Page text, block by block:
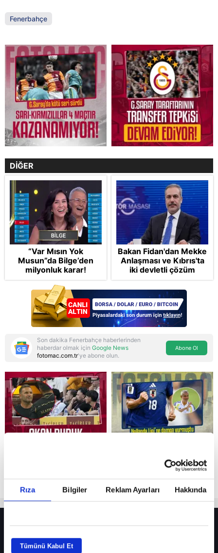
Rıza Bilgiler Reklam Ayarları Hakkında
Tümünü Kabul Et
Reddet
Fenerbahçe
DİĞER
“Var Mısın Yok
Musun”da Bilge’den
milyonluk karar!
Bakan Fidan'dan Mekke
Anlaşması ve Kıbrıs'ta
iki devletli çözüm
mesajı: Bize
saldırmayan hiçbir ülke
hedefimizde değil
Son dakika Fenerbahçe haberlerinden
haberdar olmak için Google News
fotomac.com.tr'ye abone olun.
Abone Ol
Fenerbahçe’de sürpriz ayrılık ihtimali! Devre arasında gelmişti